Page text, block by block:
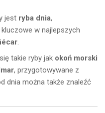
jest ryba dnia,
w najlepszych
.
takie ryby jak okoń morski
, przygotowywane z
dnia można także znaleźć